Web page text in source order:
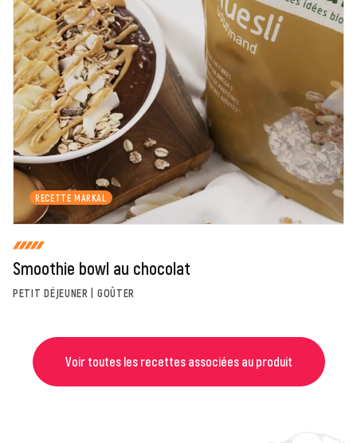
En cochant cette case, je donne mon accord pour que
markal utilise les données saisies dans ce formulaire
pour traiter et afficher le nom saisi, la note et le
commentaire de manière publique sur cette page. Pour
plus d'informations sur le traitement de ces données,
consulter la page des mentions légales. *
Fermer
RECETTE MARKAL
Smoothie bowl au chocolat
PETIT DÉJEUNER | GOÛTER
Voir toutes les recettes associées au produit